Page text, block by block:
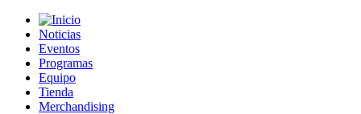
Noticias
Eventos
Programas
Equipo
Tienda
Merchandising